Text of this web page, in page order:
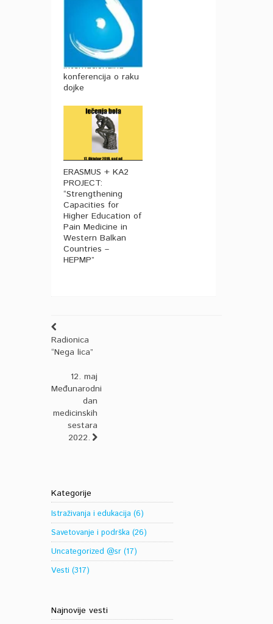
14. St. Gallen
internacionalna
konferencija o raku
dojke
ERASMUS + KA2
PROJECT:
“Strengthening
Capacities for
Higher Education of
Pain Medicine in
Western Balkan
Countries –
HEPMP”
Radionica
“Nega lica”
12. maj
Međunarodni
dan
medicinskih
sestara
2022.
Kategorije
Istraživanja i edukacija (6)
Savetovanje i podrška (26)
Uncategorized @sr (17)
Vesti (317)
Najnovije vesti